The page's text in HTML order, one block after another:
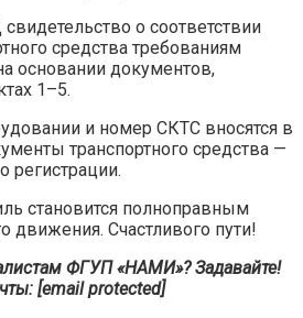
о соответствии
средства требованиям
основании документов,
1–5.
и номер СКТС вносятся в
транспортного средства —
регистрации.
становится полноправным
движения. ­Счастливого пути!
ФГУП «НАМИ»? Задавайте!
[email protected]